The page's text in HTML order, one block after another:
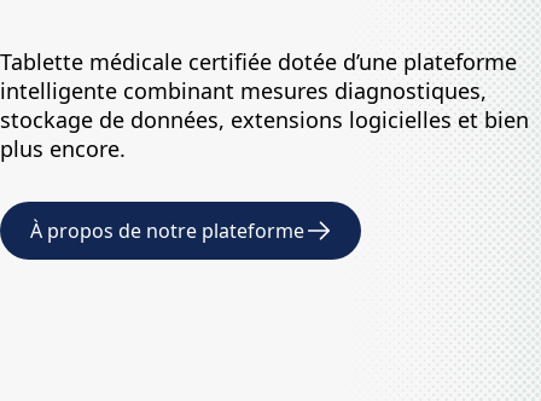
Tablette médicale certifiée dotée d’une plateforme
intelligente combinant mesures diagnostiques,
stockage de données, extensions logicielles et bien
plus encore.
À propos de notre plateforme